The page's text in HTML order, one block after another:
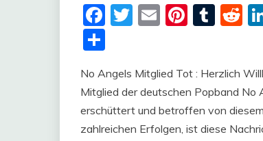
Facebook
Twitter
Email
No Angels Mitglied Tot : Herzlich
Mitglied der deutschen Popband No
erschüttert und betroffen von
zahlreichen Erfolgen, ist diese